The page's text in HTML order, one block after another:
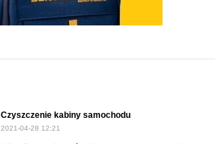
Czyszczenie kabiny samochodu
2021-04-28 12:21